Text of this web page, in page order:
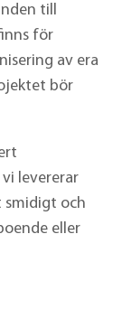
till
för
av era
bör
levererar
och
eller